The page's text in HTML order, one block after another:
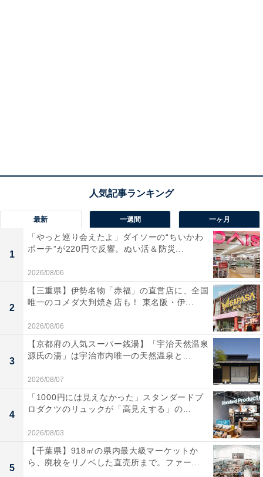
最新 一週間 一ヶ月
1
「やっと巡り会えたよ」ダイソーの“ちいかわ
ポーチ”が220円で反響。ぬい活＆防災...
2026/08/06
2
【三重県】伊勢名物「赤福」の直営店に、全国
唯一のコメダ大判焼き店も！ 東名阪・伊...
2026/08/06
3
【京都府の人気スーパー銭湯】「宇治天然温泉
源氏の湯」は宇治市内唯一の天然温泉と...
2026/08/07
4
「1000円には見えなかった」スタンダードプ
ロダクツのリュックが「高見えする」の...
2026/08/03
5
【千葉県】918㎡の県内最大級マーケットか
ら、廃校をリノベした直売所まで。ファー...